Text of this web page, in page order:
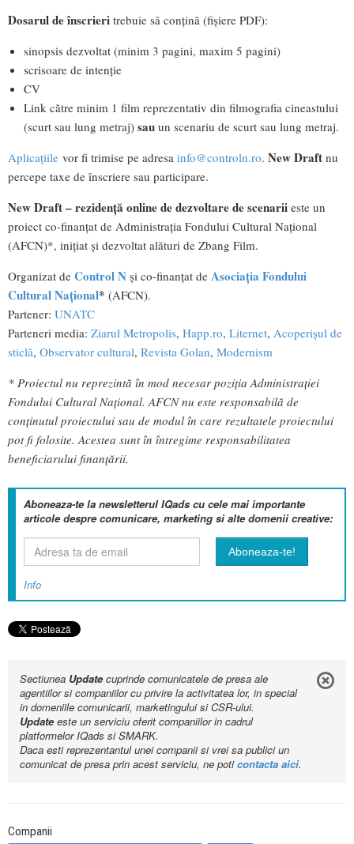
Dosarul de înscrieri trebuie să conțină (fișiere PDF):
sinopsis dezvoltat (minim 3 pagini, maxim 5 pagini)
scrisoare de intenție
CV
Link către minim 1 film reprezentativ din filmografia cineastului
(scurt sau lung metraj) sau un scenariu de scurt sau lung metraj.
Aplicațiile vor fi trimise pe adresa info@controln.ro. New Draft nu
percepe taxe de înscriere sau participare.
New Draft – rezidență online de dezvoltare de scenarii este un
proiect co-finanțat de Administraţia Fondului Cultural Naţional
(AFCN)*, inițiat și dezvoltat alături de Zbang Film.
Organizat de Control N și co-finanțat de Asociația Fondului
Cultural Național* (AFCN).
Partener: UNATC
Parteneri media: Ziarul Metropolis, Happ.ro, Liternet, Acoperișul de
sticlă, Observator cultural, Revista Golan, Modernism
* Proiectul nu reprezintă în mod necesar poziţia Administrației
Fondului Cultural Național. AFCN nu este responsabilă de
conținutul proiectului sau de modul în care rezultatele proiectului
pot fi folosite. Acestea sunt în întregime responsabilitatea
beneficiarului finanțării.
Aboneaza-te la newsletterul IQads cu cele mai importante
articole despre comunicare, marketing si alte domenii creative:
Info
Sectiunea Updatecuprinde comunicatele de presa ale
agentiilor si companiilor cu privire la activitatea lor, in special
in domeniile comunicarii, marketingului si CSR-ului.
Updateeste un serviciu oferit companiilor in cadrul
platformelor IQads si SMARK.
Daca esti reprezentantul unei companii si vrei sa publici un
comunicat de presa prin acest serviciu, ne poticontacta aici.
Companii